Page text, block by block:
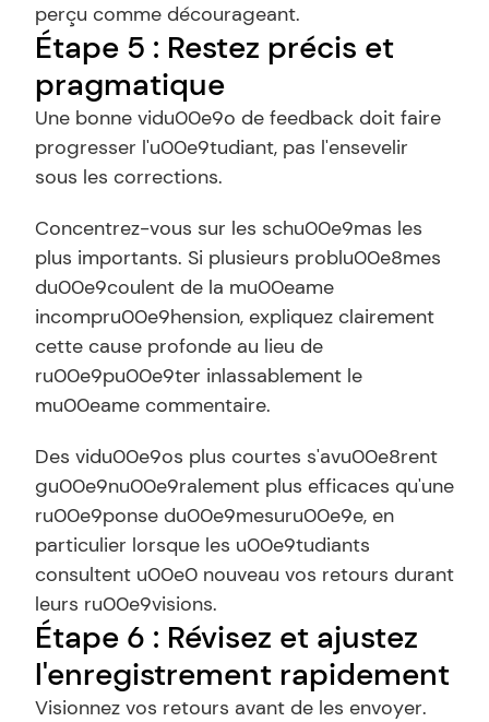
perçu comme décourageant.
Étape 5 : Restez précis et
pragmatique
Une bonne vidu00e9o de feedback doit faire
progresser l'u00e9tudiant, pas l'ensevelir
sous les corrections.
Concentrez-vous sur les schu00e9mas les
plus importants. Si plusieurs problu00e8mes
du00e9coulent de la mu00eame
incompru00e9hension, expliquez clairement
cette cause profonde au lieu de
ru00e9pu00e9ter inlassablement le
mu00eame commentaire.
Des vidu00e9os plus courtes s'avu00e8rent
gu00e9nu00e9ralement plus efficaces qu'une
ru00e9ponse du00e9mesuru00e9e, en
particulier lorsque les u00e9tudiants
consultent u00e0 nouveau vos retours durant
leurs ru00e9visions.
Étape 6 : Révisez et ajustez
l'enregistrement rapidement
Visionnez vos retours avant de les envoyer.